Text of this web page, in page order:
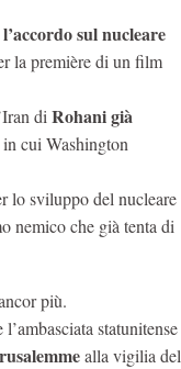
sul nucleare
la première di un film
diRohani già
cui Washington
lo sviluppo del nucleare
nemico che già tenta di
più.
statunitense
alla vigilia del